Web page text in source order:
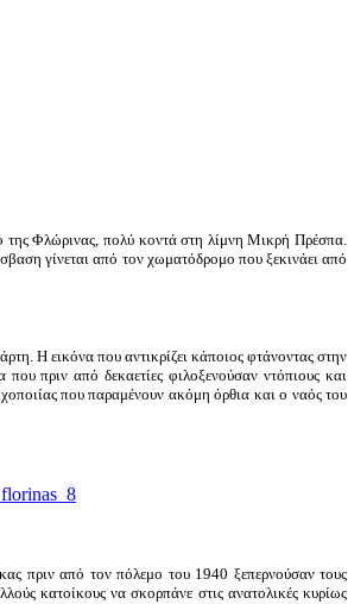
Φλώρινας, πολύ κοντά στη λίμνη Μικρή Πρέσπα.
γίνεται από τον χωματόδρομο που ξεκινάει από
Η εικόνα που αντικρίζει κάποιος φτάνοντας στην
πριν από δεκαετίες φιλοξενούσαν ντόπιους και
που παραμένουν ακόμη όρθια και ο ναός του
πριν από τον πόλεμο του 1940 ξεπερνούσαν τους
κατοίκους να σκορπάνε στις ανατολικές κυρίως